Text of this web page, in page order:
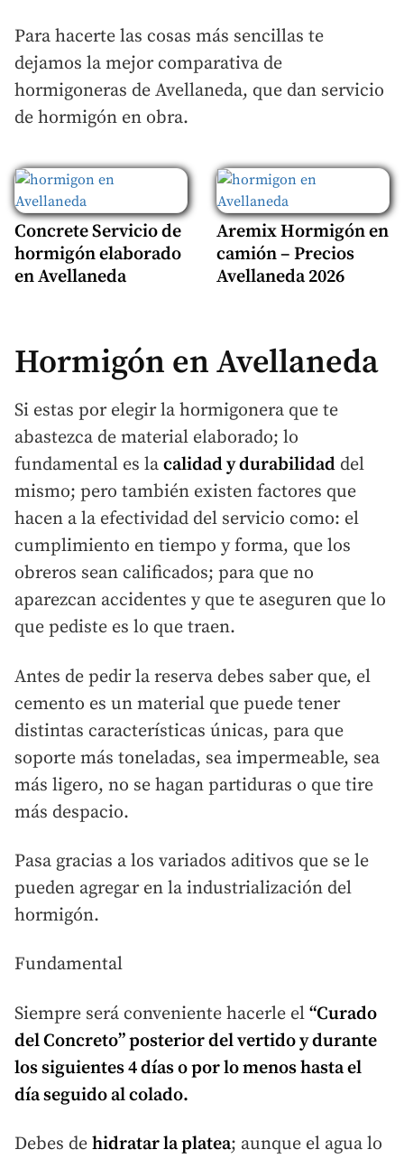
Para hacerte las cosas más sencillas te
dejamos la mejor comparativa de
hormigoneras de Avellaneda, que dan servicio
de hormigón en obra.
Concrete Servicio de
hormigón elaborado
en Avellaneda
Aremix Hormigón en
camión – Precios
Avellaneda 2026
Hormigón en Avellaneda
Si estas por elegir la hormigonera que te
abastezca de material elaborado; lo
fundamental es la calidad y durabilidad del
mismo; pero también existen factores que
hacen a la efectividad del servicio como: el
cumplimiento en tiempo y forma, que los
obreros sean calificados; para que no
aparezcan accidentes y que te aseguren que lo
que pediste es lo que traen.
Antes de pedir la reserva debes saber que, el
cemento es un material que puede tener
distintas características únicas, para que
soporte más toneladas, sea impermeable, sea
más ligero, no se hagan partiduras o que tire
más despacio.
Pasa gracias a los variados aditivos que se le
pueden agregar en la industrialización del
hormigón.
Fundamental
Siempre será conveniente hacerle el “Curado
del Concreto” posterior del vertido y durante
los siguientes 4díaso por lo menos hasta el
díaseguido alcolado.
Debes de hidratar la platea; aunque el agua lo